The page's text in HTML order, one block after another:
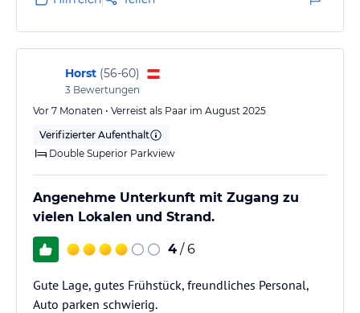
Horst (56-60)
3 Bewertungen
Vor 7 Monaten • Verreist als Paar im August 2025
Verifizierter Aufenthalt
Double Superior Parkview
Angenehme Unterkunft mit Zugang zu
vielen Lokalen und Strand.
4 / 6
Gute Lage, gutes Frühstück, freundliches Personal,
Auto parken schwierig.